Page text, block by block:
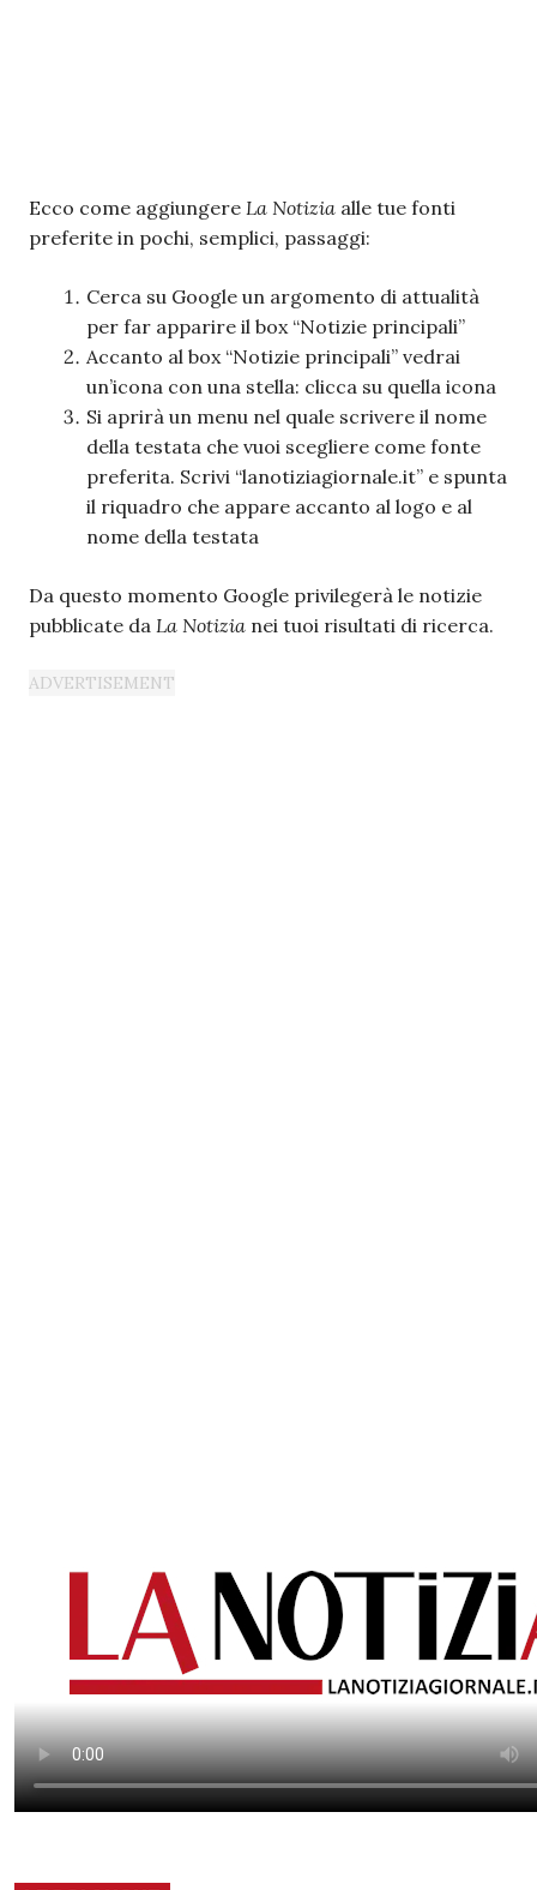
Ecco come aggiungere La Notizia alle tue fonti
preferite in pochi, semplici, passaggi:
Cerca su Google un argomento di attualità
per far apparire il box “Notizie principali”
Accanto al box “Notizie principali” vedrai
un’icona con una stella: clicca su quella icona
Si aprirà un menu nel quale scrivere il nome
della testata che vuoi scegliere come fonte
preferita. Scrivi “lanotiziagiornale.it” e spunta
il riquadro che appare accanto al logo e al
nome della testata
Da questo momento Google privilegerà le notizie
pubblicate da La Notizia nei tuoi risultati di ricerca.